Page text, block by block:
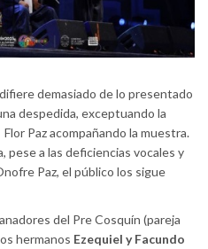
demasiado de lo presentado
despedida, exceptuando la
Paz acompañando la muestra.
pese a las deficiencias vocales y
Paz, el público los sigue
del Pre Cosquín (pareja
hermanos Ezequiel y Facundo